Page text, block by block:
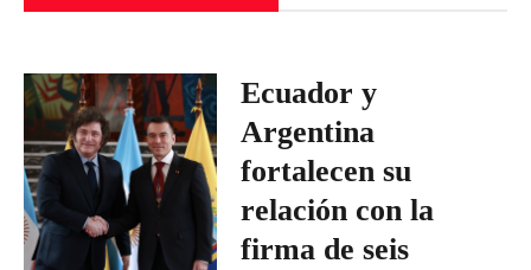
Ecuador y
Argentina
fortalecen su
relación con la
firma de seis